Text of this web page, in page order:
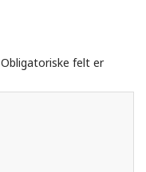
Obligatoriske felt er